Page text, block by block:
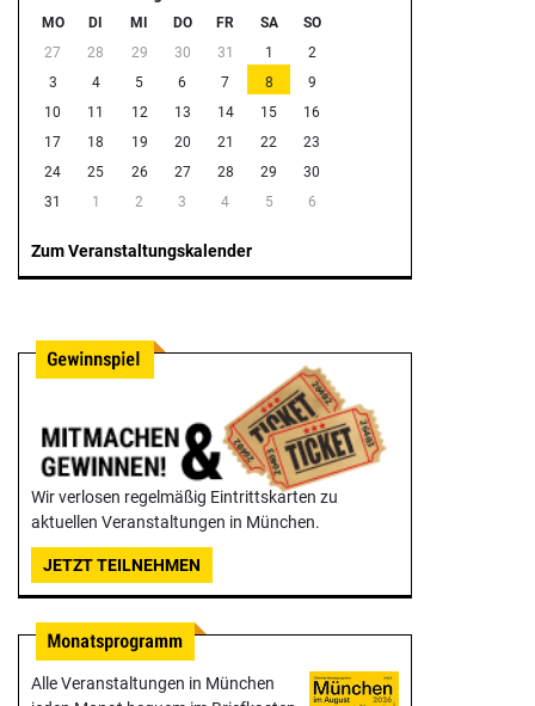
MO DI MI DO FR SA
SO
27
28 29 30 31 1
2
3
4 5 6 7 8
9
10
11 12 13 14 15
16
17
18 19 20 21 22
23
24
25 26 27 28 29
30
31
1 2 3 4 5 6
Zum Veranstaltungskalender
Wir verlosen regelmäßig Eintrittskarten zu
aktuellen Veranstaltungen in München.
JETZT TEILNEHMEN
Alle Veranstaltungen in München